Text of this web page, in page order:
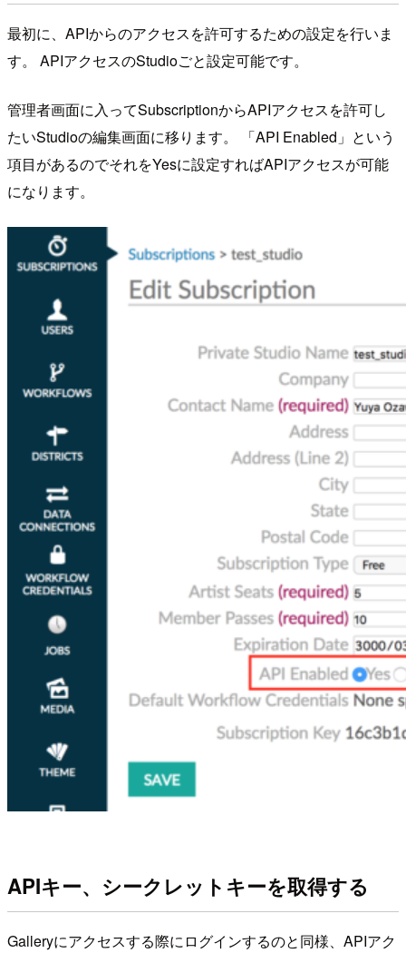
最初に、APIからのアクセスを許可するための設定を行いま
す。 APIアクセスのStudioごと設定可能です。
管理者画面に入ってSubscriptionからAPIアクセスを許可し
たいStudioの編集画面に移ります。 「API Enabled」という
項目があるのでそれをYesに設定すればAPIアクセスが可能
になります。
APIキー、シークレットキーを取得する
Galleryにアクセスする際にログインするのと同様、APIアク